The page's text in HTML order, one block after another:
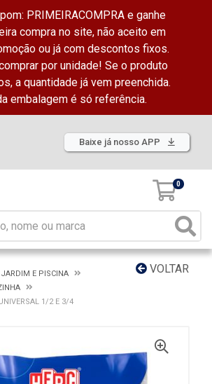
PRIMEIRACOMPRA e ganhe
compra no site, não aceito em
ou já com descontos fixos.
por unidade! Se o produto
a quantidade já vem preenchida.
embalagem é só referência.
Baixe já nosso APP
0
VOLTAR
JARDIM E PISCINA
1/2 E 3/4